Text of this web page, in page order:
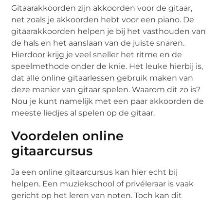
Gitaarakkoorden zijn akkoorden voor de gitaar,
net zoals je akkoorden hebt voor een piano. De
gitaarakkoorden helpen je bij het vasthouden van
de hals en het aanslaan van de juiste snaren.
Hierdoor krijg je veel sneller het ritme en de
speelmethode onder de knie. Het leuke hierbij is,
dat alle online gitaarlessen gebruik maken van
deze manier van gitaar spelen. Waarom dit zo is?
Nou je kunt namelijk met een paar akkoorden de
meeste liedjes al spelen op de gitaar.
Voordelen online
gitaarcursus
Ja een online gitaarcursus kan hier echt bij
helpen. Een muziekschool of privéleraar is vaak
gericht op het leren van noten. Toch kan dit